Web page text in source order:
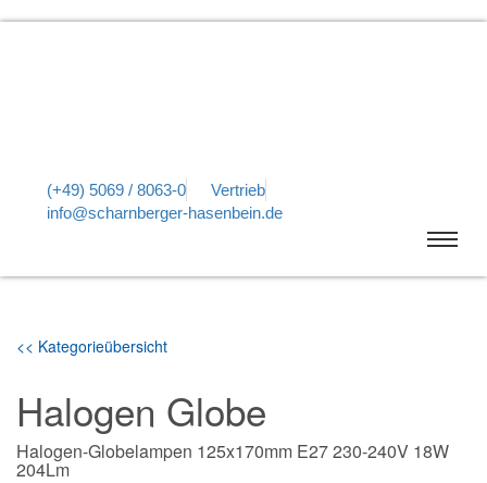
(+49) 5069 / 8063-0
Vertrieb
info@scharnberger-hasenbein.de
<< Kategorieübersicht
Halogen Globe
Halogen-Globelampen 125x170mm E27 230-240V 18W
204Lm